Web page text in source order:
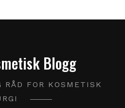
Blogg
RÅD FOR KOSMETISK